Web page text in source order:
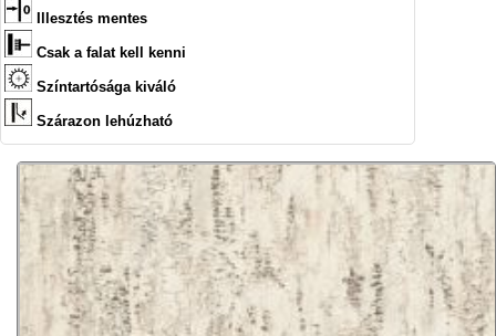
Illesztés mentes
Csak a falat kell kenni
Színtartósága kiváló
Szárazon lehúzható